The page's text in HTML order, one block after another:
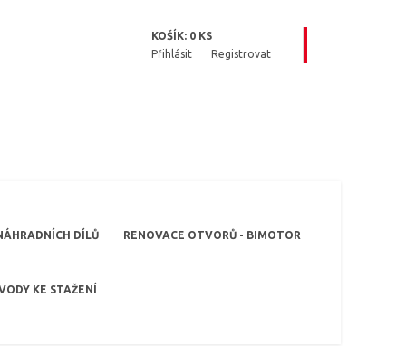
KOŠÍK: 0 KS
Přihlásit
Registrovat
DÍLŮ RENOVACE OTVORŮ - BIMOTOR
KE STAŽENÍ